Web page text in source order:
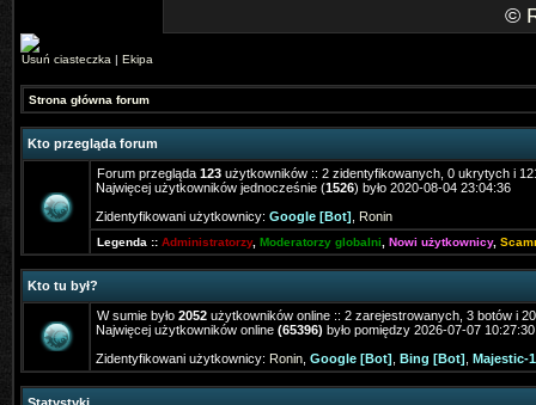
©
Usuń ciasteczka | Ekipa
Strona główna forum
Kto przegląda forum
Forum przegląda 123 użytkowników :: 2 zidentyfikowanych, 0 ukrytych i
Najwięcej użytkowników jednocześnie (1526) było 2020-08-04 23:04:36
Zidentyfikowani użytkownicy: Google [Bot] Ronin
Legenda :: Administratorzy, Moderatorzy globalni Nowi użytkownicy,
Kto tu był?
W sumie było 2052 użytkowników online :: 2 zarejestrowanych, 3 botów i
Najwięcej użytkowników online (65396) było pomiędzy 2026-07-07
Zidentyfikowani użytkownicy: Ronin Google [Bot] Bing [Bot] Majestic-